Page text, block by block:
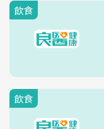
飲食
飲食